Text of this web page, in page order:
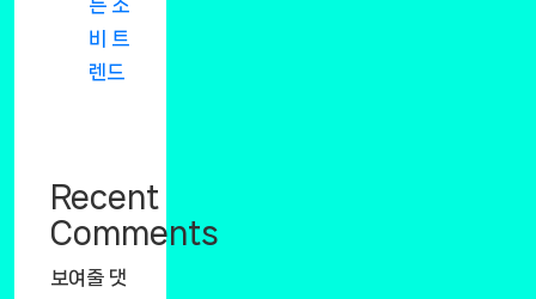
는 소
비 트
렌드
Recent
Comments
보여줄 댓